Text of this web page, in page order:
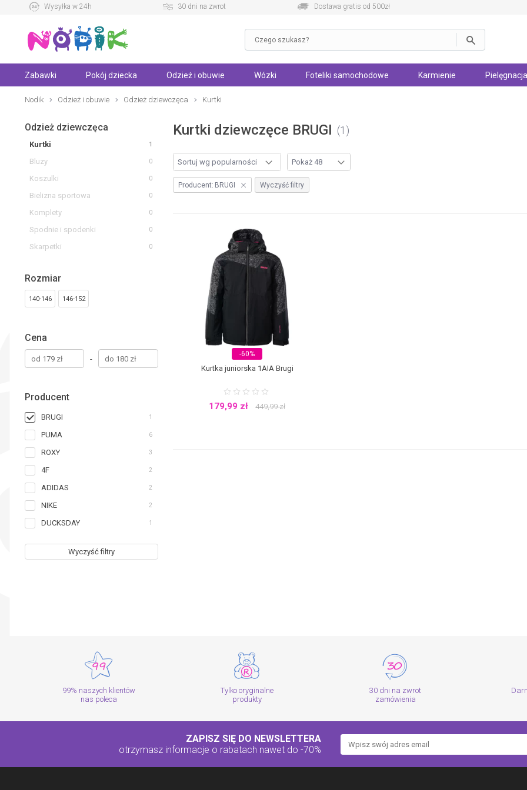
Wysyłka w 24h 30 dni na zwrot Dostawa gratis od 500zł
Zabawki Pokój dziecka Odzież i obuwie Wózki Foteliki samochodowe Karmienie
Nodik Odzież i obuwie Odzież dziewczęca Kurtki
Kurtki dziewczęce BRUGI 1
Odzież dziewczęca
Kurtki 1
Bluzy 0
Koszulki 0
Bielizna sportowa 0
Komplety 0
Spodnie i spodenki 0
Skarpetki 0
Rozmiar
140-146 146-152
Cena
-
Producent
BRUGI 1
PUMA 6
ROXY 3
4F 2
ADIDAS 2
NIKE 2
DUCKSDAY 1
Wyczyść filtry
Wyczyść filtry
Producent: BRUGI
-60%
Kurtka juniorska 1AIA Brugi
179,99 zł 449,99zł
99% naszych klientów
nas poleca
Tylko oryginalne
produkty
30 dni na zwrot
zamówienia
ZAPISZ SIĘ DO NEWSLETTERA
otrzymasz informacje o rabatach nawet do -70%